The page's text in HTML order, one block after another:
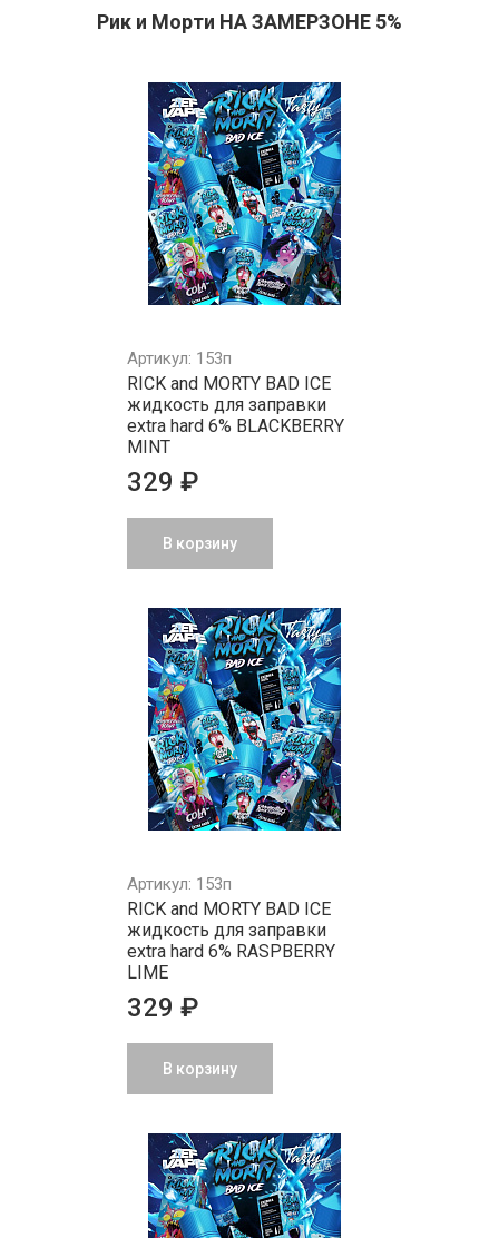
Рик и Морти НА ЗАМЕРЗОНЕ 5%
Артикул: 153п
RICK and MORTY BAD ICE
жидкость для заправки
extra hard 6% BLACKBERRY
MINT
329 ₽
В корзину
Артикул: 153п
RICK and MORTY BAD ICE
жидкость для заправки
extra hard 6% RASPBERRY
LIME
329 ₽
В корзину